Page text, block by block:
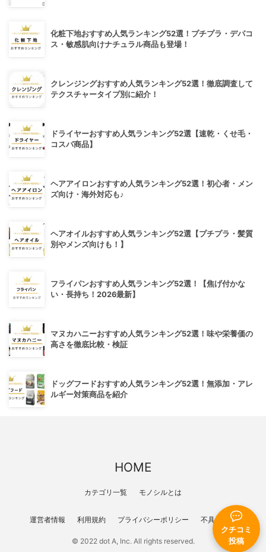
クチコミ
投稿
化粧下地おすすめ人気ランキング52選！プチプラ・デパコ
ス・敏感肌向けナチュラル商品も登場！
クレンジングおすすめ人気ランキング52選！徹底調査して
テクスチャータイプ別に紹介！
ドライヤーおすすめ人気ランキング52選【速乾・くせ毛・
コスパ商品】
ヘアアイロンおすすめ人気ランキング52選！初心者・メン
ズ向け・海外対応も♪
ヘアオイルおすすめ人気ランキング52選【プチプラ・髪質
別やメンズ向けも！】
フライパンおすすめ人気ランキング52選！【焦げ付かな
い・長持ち！2026最新】
マヌカハニーおすすめ人気ランキング52選！味や栄養価の
高さを徹底比較・検証
ドッグフードおすすめ人気ランキング52選！無添加・アレ
ルギー対策商品を紹介
HOME
カテゴリ一覧 モノシルとは
運営者情報 利用規約 プライバシーポリシー 不具合報告
© 2022 dot A, Inc. All rights reserved.